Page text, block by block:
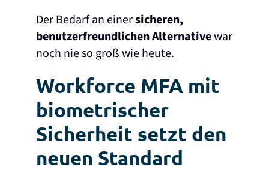
Der Bedarf an einersicheren,
benutzerfreundlichen Alternativewar
noch nie so groß wie heute.
Workforce MFA mit
biometrischer
Sicherheit setzt den
neuen Standard